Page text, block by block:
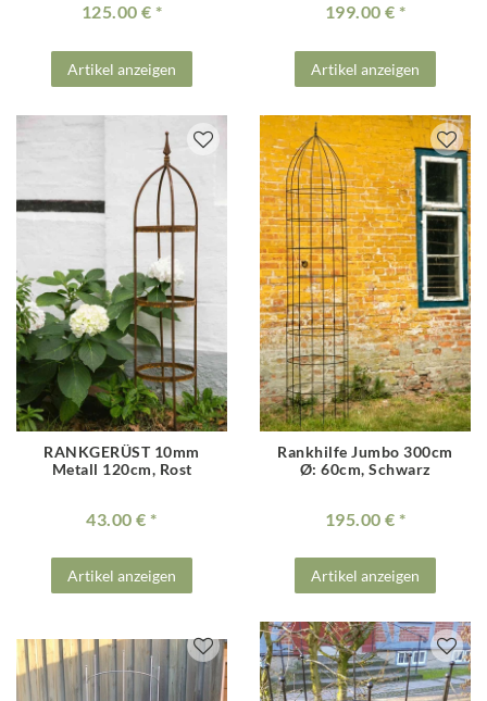
125.00 €
Artikel anzeigen
199.00 €
Artikel anzeigen
RANKGERÜST 10mm
Metall 120cm, Rost
43.00 €
Artikel anzeigen
Rankhilfe Jumbo 300cm
Ø: 60cm, Schwarz
195.00 €
Artikel anzeigen